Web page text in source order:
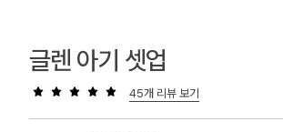
글렌 아기 셋업
45개 리뷰 보기